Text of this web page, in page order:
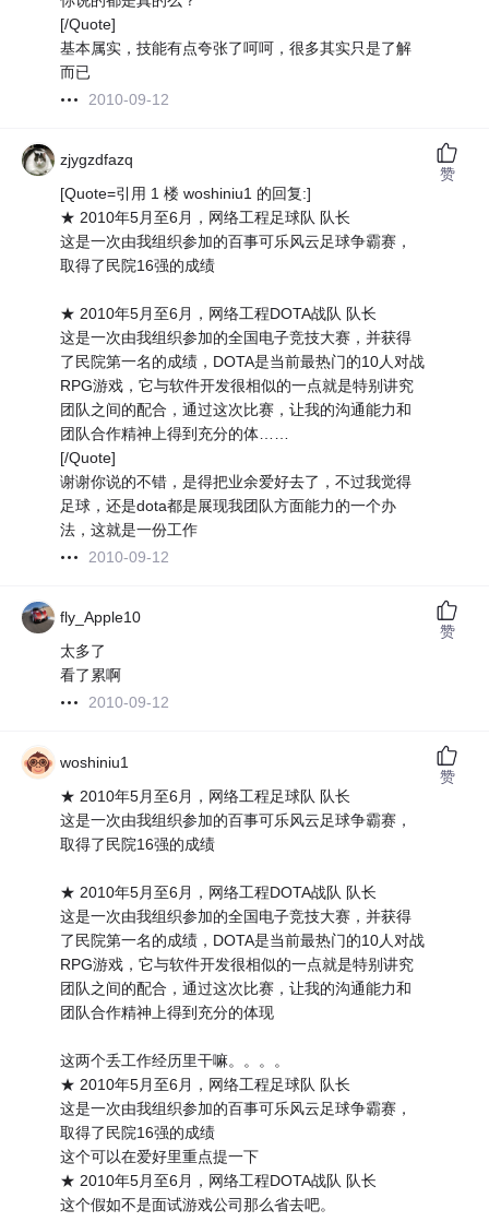
[/Quote]
基本属实，技能有点夸张了呵呵，很多其实只是了解
而已
2010-09-12
zjygzdfazq
[Quote=引用 1 楼 woshiniu1 的回复:]
★ 2010年5月至6月，网络工程足球队 队长
这是一次由我组织参加的百事可乐风云足球争霸赛，
取得了民院16强的成绩
★ 2010年5月至6月，网络工程DOTA战队 队长
这是一次由我组织参加的全国电子竞技大赛，并获得
了民院第一名的成绩，DOTA是当前最热门的10人对战
RPG游戏，它与软件开发很相似的一点就是特别讲究
团队之间的配合，通过这次比赛，让我的沟通能力和
团队合作精神上得到充分的体……
[/Quote]
谢谢你说的不错，是得把业余爱好去了，不过我觉得
足球，还是dota都是展现我团队方面能力的一个办
法，这就是一份工作
2010-09-12
赞
fly_Apple10
太多了
看了累啊
2010-09-12
赞
woshiniu1
★ 2010年5月至6月，网络工程足球队 队长
这是一次由我组织参加的百事可乐风云足球争霸赛，
取得了民院16强的成绩
★ 2010年5月至6月，网络工程DOTA战队 队长
这是一次由我组织参加的全国电子竞技大赛，并获得
了民院第一名的成绩，DOTA是当前最热门的10人对战
RPG游戏，它与软件开发很相似的一点就是特别讲究
团队之间的配合，通过这次比赛，让我的沟通能力和
团队合作精神上得到充分的体现
这两个丢工作经历里干嘛。。。。
★ 2010年5月至6月，网络工程足球队 队长
这是一次由我组织参加的百事可乐风云足球争霸赛，
取得了民院16强的成绩
这个可以在爱好里重点提一下
★ 2010年5月至6月，网络工程DOTA战队 队长
这个假如不是面试游戏公司那么省去吧。
赞